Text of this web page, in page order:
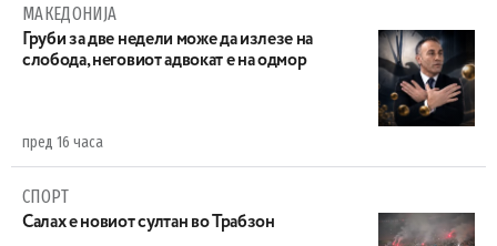
МАКЕДОНИЈА
Груби за две недели може да излезе на
слобода, неговиот адвокат е на одмор
пред 16 часа
СПОРТ
Салах е новиот султан во Трабзон